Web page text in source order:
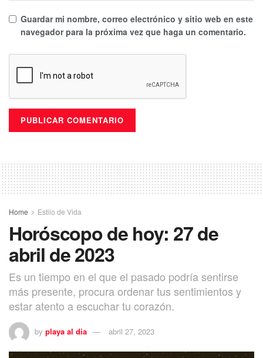
Guardar mi nombre, correo electrónico y sitio web en este
navegador para la próxima vez que haga un comentario.
Home Estilo de Vida
Horóscopo de hoy: 27 de
abril de 2023
Es un tiempo en el que el pasado podría sentirse
más presente, procura ordenar tus sentimientos y
estar atento a escuchar tu corazón.
by playa al dia abril 27, 2023